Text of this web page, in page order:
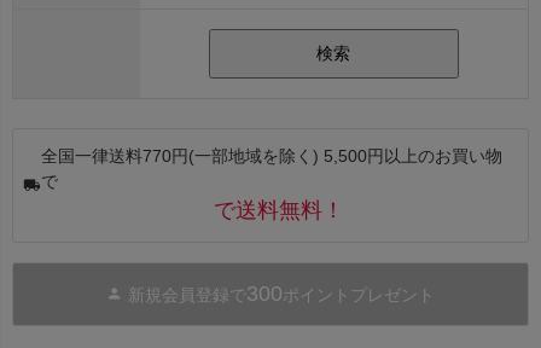
検索
全国一律送料770円(一部地域を除く) 5,500円以上のお買い物
で
で送料無料！
新規会員登録で300ポイントプレゼント